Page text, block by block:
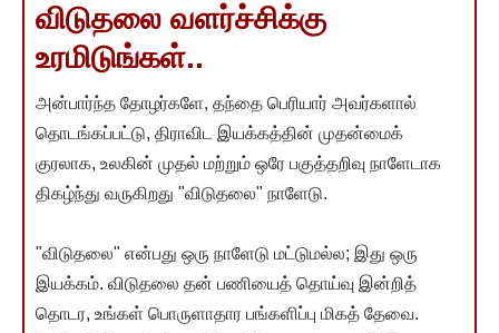
விடுதலை வளர்ச்சிக்கு
உரமிடுங்கள்..
அன்பார்ந்த தோழர்களே, தந்தை பெரியார் அவர்களால்
தொடங்கப்பட்டு, திராவிட இயக்கத்தின் முதன்மைக்
குரலாக, உலகின் முதல் மற்றும் ஒரே பகுத்தறிவு நாளேடாக
திகழ்ந்து வருகிறது "விடுதலை" நாளேடு.
"விடுதலை" என்பது ஒரு நாளேடு மட்டுமல்ல; இது ஒரு
இயக்கம். விடுதலை தன் பணியைத் தொய்வு இன்றித்
தொடர, உங்கள் பொருளாதார பங்களிப்பு மிகத் தேவை.